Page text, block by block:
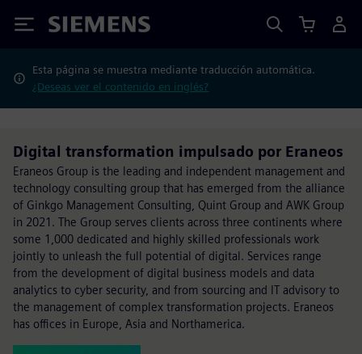
Siemens
Esta página se muestra mediante traducción automática.
¿Deseas ver el contenido en inglés?
Digital transformation impulsado por Eraneos
Eraneos Group is the leading and independent management and
technology consulting group that has emerged from the alliance
of Ginkgo Management Consulting, Quint Group and AWK Group
in 2021. The Group serves clients across three continents where
some 1,000 dedicated and highly skilled professionals work
jointly to unleash the full potential of digital. Services range
from the development of digital business models and data
analytics to cyber security, and from sourcing and IT advisory to
the management of complex transformation projects. Eraneos
has offices in Europe, Asia and Northamerica.